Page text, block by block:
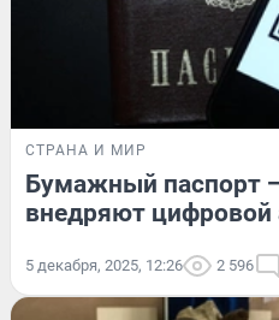
СТРАНА И МИР
Бумажный паспорт
внедряют цифровой
5 декабря, 2025, 12:26 2 596